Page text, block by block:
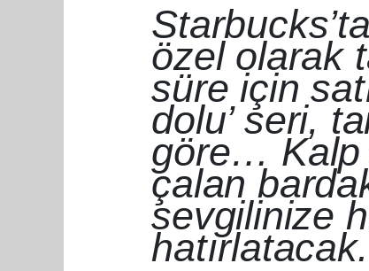
özel olarak
süre için
dolu’ seri,
göre… Kalp
çalan
sevgilinize
hatırlatacak.